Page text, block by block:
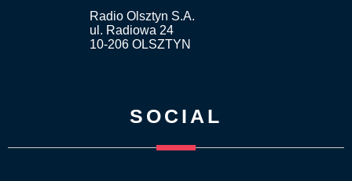
Radio Olsztyn S.A.
ul. Radiowa 24
10-206 OLSZTYN
SOCIAL